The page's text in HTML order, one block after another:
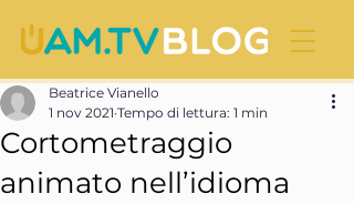
Cortometraggio
animato nell’idioma
Beatrice Vianello
1 nov 2021 Tempo di lettura: 1 min